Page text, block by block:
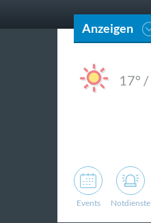
Anzeigen
17° /
Events Notdienste